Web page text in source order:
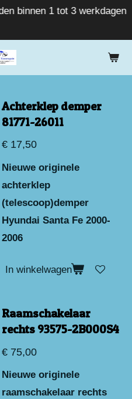
binnen 1 tot 3 werkdagen
Achterklep demper
81771-26011
€ 17,50
Nieuwe originele
achterklep
(telescoop)demper
Hyundai Santa Fe 2000-
2006
In winkelwagen
Raamschakelaar
rechts 93575-2B000S4
€ 75,00
Nieuwe originele
raamschakelaar rechts